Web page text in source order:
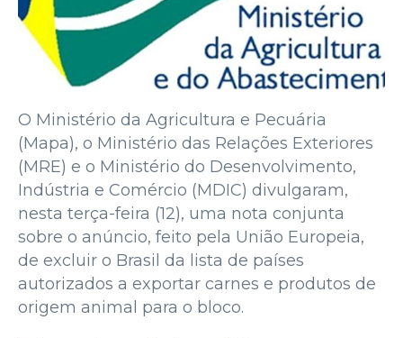
O Ministério da Agricultura e Pecuária
(Mapa), o Ministério das Relações Exteriores
(MRE) e o Ministério do Desenvolvimento,
Indústria e Comércio (MDIC) divulgaram,
nesta terça-feira (12), uma nota conjunta
sobre o anúncio, feito pela União Europeia,
de excluir o Brasil da lista de países
autorizados a exportar carnes e produtos de
origem animal para o bloco.